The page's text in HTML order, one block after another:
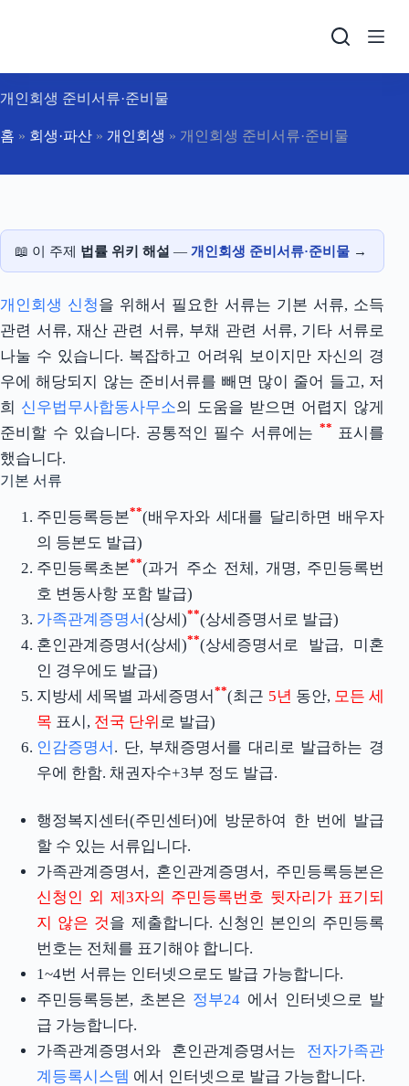
너
기
개인회생 준비서류·준비물
홈 » 회생·파산 » 개인회생 » 개인회생 준비서류·준비물
📖 이 주제 법률 위키 해설 — 개인회생 준비서류·준비물 →
개인회생 신청을 위해서 필요한 서류는 기본 서류, 소득
관련 서류, 재산 관련 서류, 부채 관련 서류, 기타 서류로
나눌 수 있습니다. 복잡하고 어려워 보이지만 자신의 경
우에 해당되지 않는 준비서류를 빼면 많이 줄어 들고, 저
희 신우법무사합동사무소의 도움을 받으면 어렵지 않게
준비할 수 있습니다. 공통적인 필수 서류에는 **
표시를
했습니다.
기본 서류
주민등록등본**(배우자와 세대를 달리하면 배우자
의 등본도 발급)
주민등록초본**(과거 주소 전체, 개명, 주민등록번
호 변동사항 포함 발급)
가족관계증명서(상세)**(상세증명서로 발급)
혼인관계증명서(상세)**(상세증명서로 발급, 미혼
인 경우에도 발급)
지방세 세목별 과세증명서**(최근 5년 동안, 모든 세
목 표시, 전국 단위 로 발급)
인감증명서 . 단, 부채증명서를 대리로 발급하는 경
우에 한함. 채권자수+3부 정도 발급.
행정복지센터(주민센터)에 방문하여 한 번에 발급
할 수 있는 서류입니다.
가족관계증명서, 혼인관계증명서, 주민등록등본은
신청인 외 제3자의 주민등록번호 뒷자리가 표기되
지 않은 것을 제출합니다. 신청인 본인의 주민등록
번호는 전체를 표기해야 합니다.
1~4번 서류는 인터넷으로도 발급 가능합니다.
주민등록등본, 초본은 정부24 에서 인터넷으로 발
급 가능합니다.
가족관계증명서와 혼인관계증명서는 전자가족관
계등록시스템 에서 인터넷으로 발급 가능합니다.